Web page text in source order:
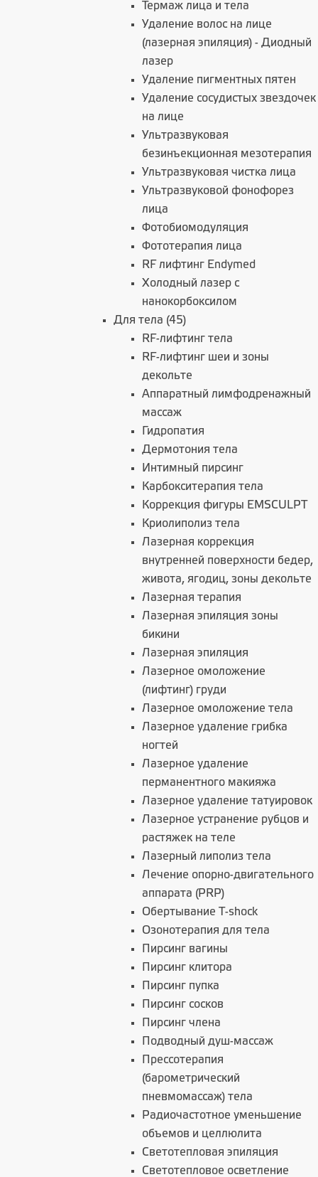
Термаж лица и тела
Удаление волос на лице
(лазерная эпиляция) - Диодный
лазер
Удаление пигментных пятен
Удаление сосудистых звездочек
на лице
Ультразвуковая
безинъекционная мезотерапия
Ультразвуковая чистка лица
Ультразвуковой фонофорез
лица
Фотобиомодуляция
Фототерапия лица
RF лифтинг Endymed
Холодный лазер с
нанокорбоксилом
Для тела (45)
RF-лифтинг тела
RF-лифтинг шеи и зоны
декольте
Аппаратный лимфодренажный
массаж
Гидропатия
Дермотония тела
Интимный пирсинг
Карбокситерапия тела
Коррекция фигуры EMSCULPT
Криолиполиз тела
Лазерная коррекция
внутренней поверхности бедер,
живота, ягодиц, зоны декольте
Лазерная терапия
Лазерная эпиляция зоны
бикини
Лазерная эпиляция
Лазерное омоложение
(лифтинг) груди
Лазерное омоложение тела
Лазерное удаление грибка
ногтей
Лазерное удаление
перманентного макияжа
Лазерное удаление татуировок
Лазерное устранение рубцов и
растяжек на теле
Лазерный липолиз тела
Лечение опорно-двигательного
аппарата (PRP)
Обертывание T-shock
Озонотерапия для тела
Пирсинг вагины
Пирсинг клитора
Пирсинг пупка
Пирсинг сосков
Пирсинг члена
Подводный душ-массаж
Прессотерапия
(барометрический
пневмомассаж) тела
Радиочастотное уменьшение
объемов и целлюлита
Светотепловая эпиляция
Светотепловое осветление